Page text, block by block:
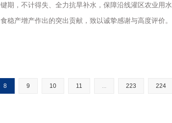
键期，不计得失、全力抗旱补水，保障沿线灌区农业用
食稳产增产作出的突出贡献，致以诚挚感谢与高度评价。
8 9 10 11 223 224